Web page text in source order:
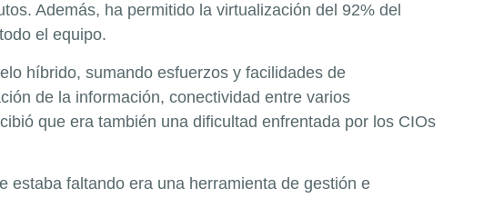
Además, ha permitido la virtualización del 92% del
el equipo.
híbrido, sumando esfuerzos y facilidades de
de la información, conectividad entre varios
que era también una dificultad enfrentada por los CIOs
estaba faltando era una herramienta de gestión e